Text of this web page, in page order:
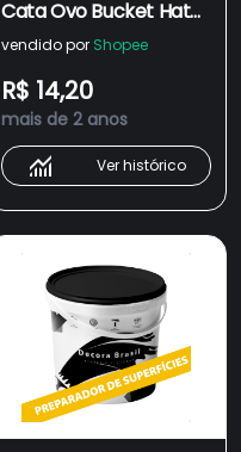
Cata Ovo Bucket Hat
Criança Proteção Solar
para Bebê-3-10 anos
vendido por Shopee
R$ 14,20
mais de 2 anos
Ver histórico